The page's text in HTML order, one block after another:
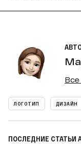
Все
ЛОГОТИП ДИЗАЙН
ПОСЛЕДНИЕ СТАТЬИ